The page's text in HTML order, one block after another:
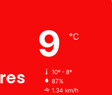
9 ℃
10º - 8º
87%
1.34 km/h